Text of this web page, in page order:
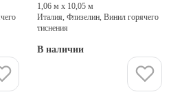
1,06 м х 10,05 м
Италия, Флизелин, Винил горячего
тиснения
В наличии